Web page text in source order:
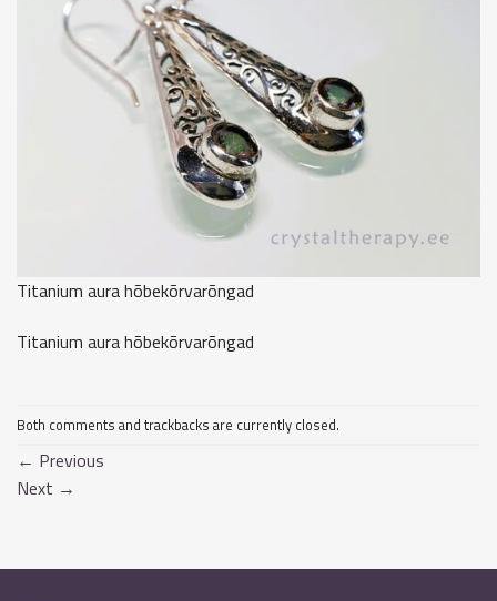
Titanium aura hõbekõrvarõngad
Titanium aura hõbekõrvarõngad
Both comments and trackbacks are currently closed.
← Previous
Next →